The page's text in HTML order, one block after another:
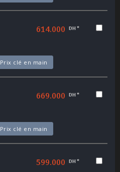
614.000 DH *
Prix clé en main
669.000 DH *
Prix clé en main
599.000 DH *